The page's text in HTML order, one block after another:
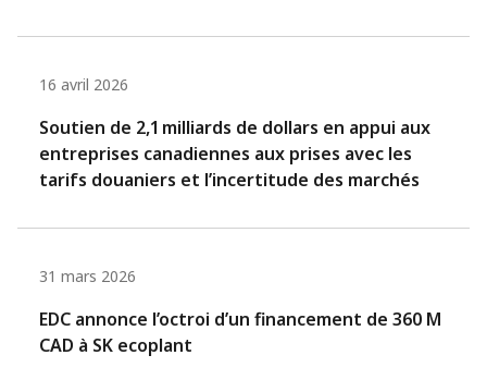
16 avril 2026
Soutien de 2,1 milliards de dollars en appui aux
entreprises canadiennes aux prises avec les
tarifs douaniers et l’incertitude des marchés
31 mars 2026
EDC annonce l’octroi d’un financement de 360 M
CAD à SK ecoplant